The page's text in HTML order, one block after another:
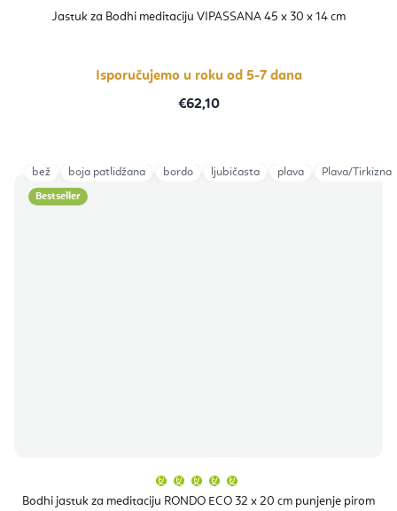
Jastuk za Bodhi meditaciju VIPASSANA 45 x 30 x 14 cm
Isporučujemo u roku od 5-7 dana
€62,10
Bestseller
Bodhi jastuk za meditaciju RONDO ECO 32 x 20 cm punjenje pirom
proizvoda
bež boja patlidžana bordo ljubičasta plava Plava/Tirkizna